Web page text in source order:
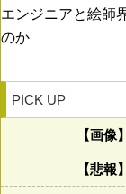
エンジニアと絵師
のか
PICK UP
【画
【悲